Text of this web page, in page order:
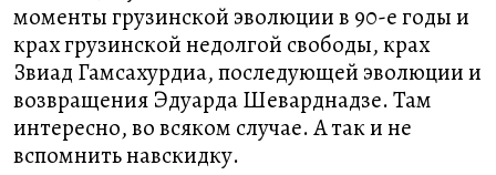
моменты грузинской эволюции в 90-е годы и
крах грузинской недолгой свободы, крах
Звиад Гамсахурдиа, последующей эволюции и
возвращения Эдуарда Шеварднадзе. Там
интересно, во всяком случае. А так и не
вспомнить навскидку.